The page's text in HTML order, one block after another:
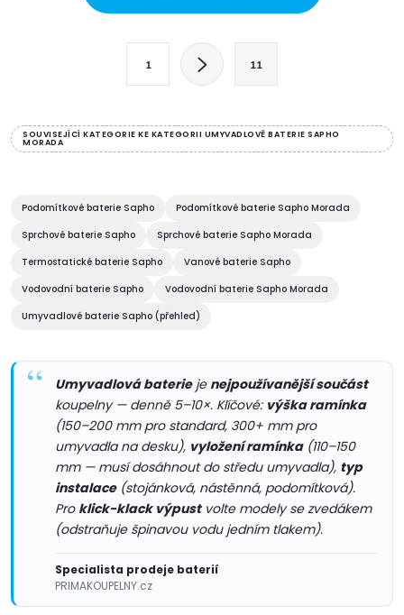
d
a
c
p
k
s
á
n
o
v
á
n
1 11
SOUVISEJÍCÍ KATEGORIE KE KATEGORII UMYVADLOVÉ BATERIE SAPHO
MORADA
Podomítkové baterie Sapho
Podomítkové baterie Sapho Morada
Sprchové baterie Sapho
Sprchové baterie Sapho Morada
Termostatické baterie Sapho
Vanové baterie Sapho
Vodovodní baterie Sapho
Vodovodní baterie Sapho Morada
Umyvadlové baterie Sapho (přehled)
Umyvadlová baterieje nejpoužívanější součást
koupelny — denně 5–10×. Klíčové: výška ramínka
(150–200 mm pro standard, 300+ mm pro
umyvadla na desku), vyložení ramínka(110–150
mm — musí dosáhnout do středu umyvadla), typ
instalace(stojánková, nástěnná, podomítková).
Pro klick-klack výpustvolte modely se zvedákem
(odstraňuje špinavou vodu jedním tlakem).
Specialista prodeje baterií
PRIMAKOUPELNY.cz